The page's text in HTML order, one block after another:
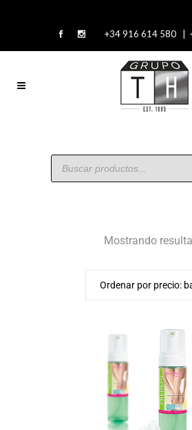
+34 916 614 580 |
Mostrando